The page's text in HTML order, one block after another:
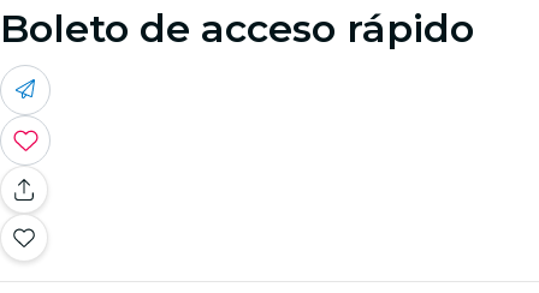
Boleto de acceso rápido